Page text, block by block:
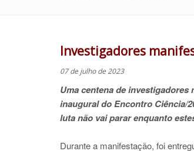
Investigadores
07 de julho de 2023
Uma centena de
inaugural do Encontro Ciência/
luta não vai parar enquanto
Durante a manifestação, foi